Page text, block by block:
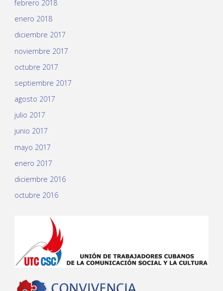
febrero 2018
enero 2018
diciembre 2017
noviembre 2017
octubre 2017
septiembre 2017
agosto 2017
julio 2017
junio 2017
mayo 2017
enero 2017
diciembre 2016
octubre 2016